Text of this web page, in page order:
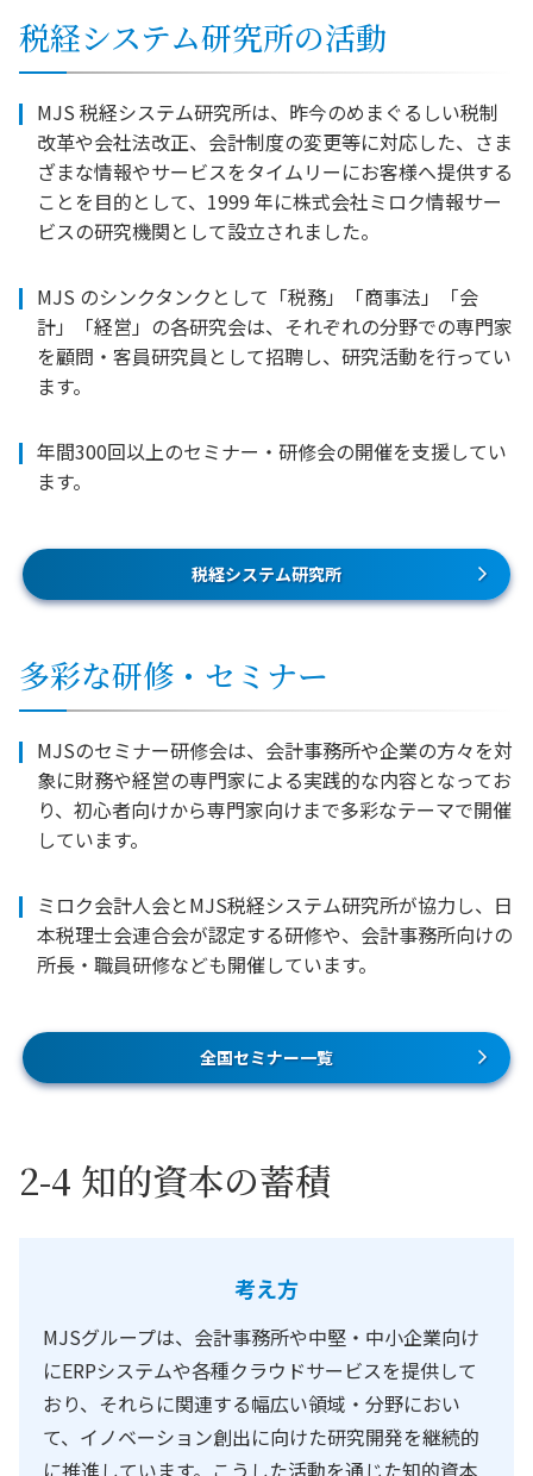
税経システム研究所の活動
MJS 税経システム研究所は、昨今のめまぐるしい税制
改革や会社法改正、会計制度の変更等に対応した、さま
ざまな情報やサービスをタイムリーにお客様へ提供する
ことを目的として、1999 年に株式会社ミロク情報サー
ビスの研究機関として設立されました。
MJS のシンクタンクとして「税務」「商事法」「会
計」「経営」の各研究会は、それぞれの分野での専門家
を顧問・客員研究員として招聘し、研究活動を行ってい
ます。
年間300回以上のセミナー・研修会の開催を支援してい
ます。
税経システム研究所
多彩な研修・セミナー
MJSのセミナー研修会は、会計事務所や企業の方々を対
象に財務や経営の専門家による実践的な内容となってお
り、初心者向けから専門家向けまで多彩なテーマで開催
しています。
ミロク会計人会とMJS税経システム研究所が協力し、日
本税理士会連合会が認定する研修や、会計事務所向けの
所長・職員研修なども開催しています。
全国セミナー一覧
2-4 知的資本の蓄積
考え方
MJSグループは、会計事務所や中堅・中小企業向け
にERPシステムや各種クラウドサービスを提供して
おり、それらに関連する幅広い領域・分野におい
て、イノベーション創出に向けた研究開発を継続的
に推進しています。こうした活動を通じた知的資本